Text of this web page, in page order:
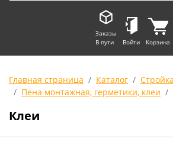
Заказы
В пути
Войти Корзина
Главная страница Каталог
Пена монтажная, герметики, клеи
Клеи